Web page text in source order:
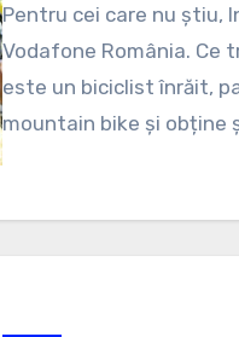
Pentru cei care nu știu,
Vodafone România. Ce
este un biciclist înrăit,
mountain bike și obține